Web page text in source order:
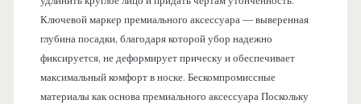
Ключевой маркер премиального аксессуара — выверенная
глубина посадки, благодаря которой убор надежно
фиксируется, не деформирует прическу и обеспечивает
максимальный комфорт в носке. Бескомпромиссные
материалы как основа премиального аксессуара Поскольку